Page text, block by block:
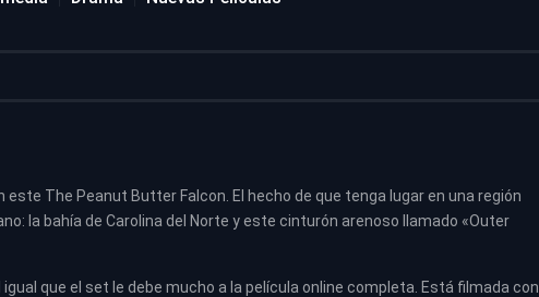
The Peanut Butter Falcon. El hecho de que tenga lugar en una región
la bahía de Carolina del Norte y este cinturón arenoso llamado «Outer
igual que el set le debe mucho a la película online completa. Está filmada con